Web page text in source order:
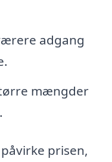
adgang
mængder
prisen,